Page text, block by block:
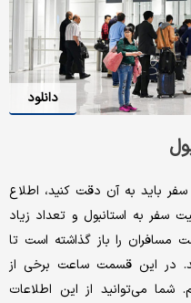
دانلود
سفر باید به آن دقت کنید، اطلاع
سفر به استانبول و تعداد زیاد
مسافران را باز گذاشته است تا
در این قسمت ساعت برخی از
شما می‌توانید از این اطلاعات